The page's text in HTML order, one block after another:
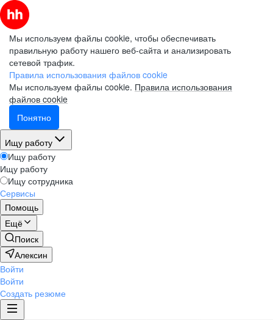
Мы используем файлы cookie, чтобы обеспечивать
правильную работу нашего веб-сайта и анализировать
сетевой трафик.
Правила использования файлов cookie
Мы используем файлы cookie. Правила использования
файлов cookie
Понятно
Ищу работу
Ищу работу
Ищу работу
Ищу сотрудника
Сервисы
Помощь
Ещё
Поиск
Алексин
Войти
Войти
Создать резюме